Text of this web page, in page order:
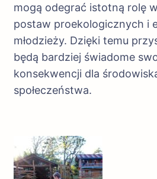
mogą odegrać istotną rolę
postaw proekologicznych i
młodzieży. Dzięki temu
będą bardziej świadome
konsekwencji dla
społeczeństwa.
Nawigacja
wpisu